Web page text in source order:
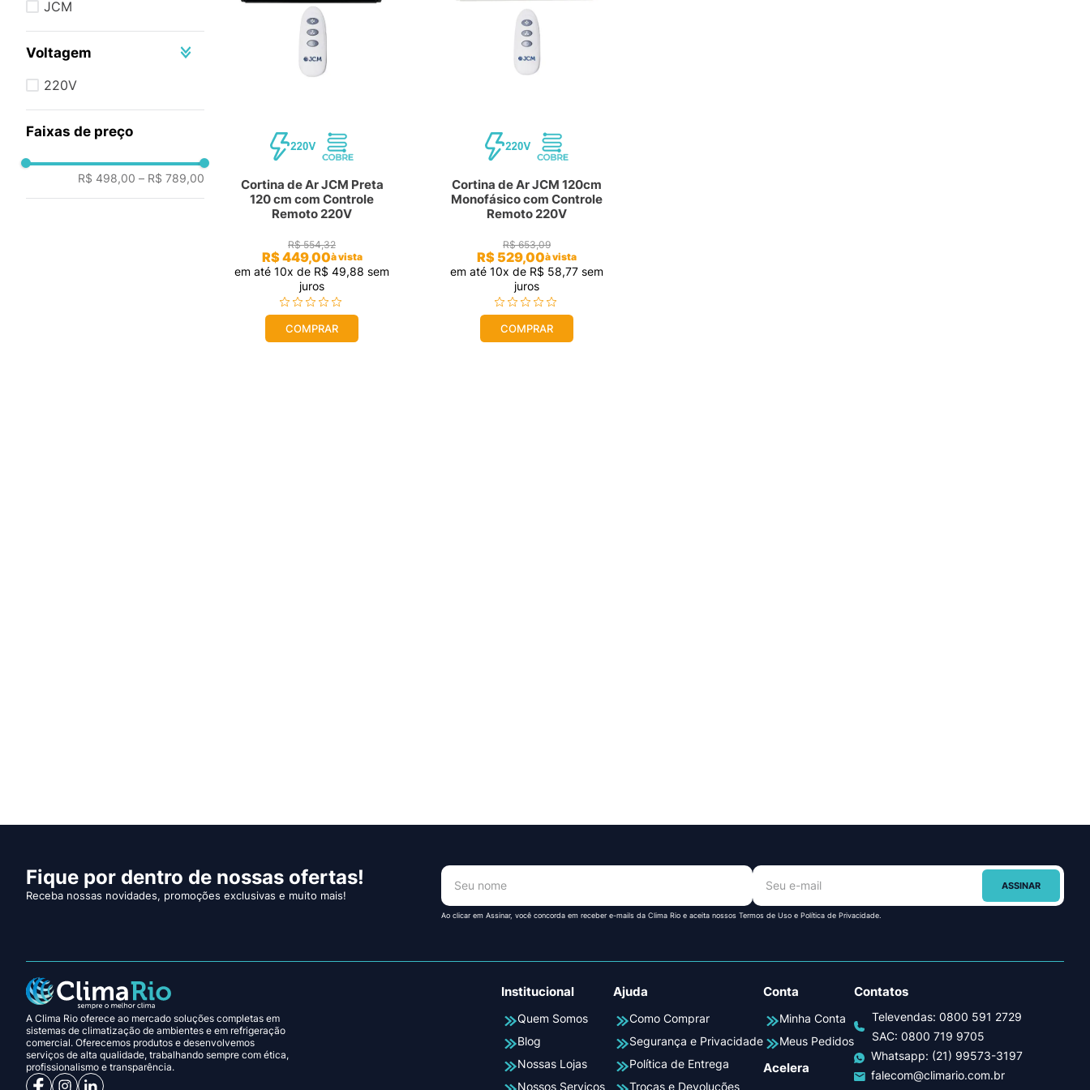
JCM
Voltagem
220V
Faixas de preço
R$ 498,00 – R$ 789,00
Cortina de Ar JCM Preta
120 cm com Controle
Remoto 220V
R$ 554,32
R$449,00à vista
em até 10x de R$ 49,88 sem
juros
COMPRAR
Cortina de Ar JCM 120cm
Monofásico com Controle
Remoto 220V
R$ 653,09
R$ 529,00à vista
em até 10x de R$ 58,77 sem
juros
COMPRAR
Fique por dentro de nossas ofertas!
Receba nossas novidades, promoções exclusivas e muito mais!
ASSINAR
Ao clicar em Assinar, você concorda em receber e-mails da Clima Rio e aceita nossos Termos de Uso e Política de Privacidade.
A Clima Rio oferece ao mercado soluções completas em
sistemas de climatização de ambientes e em refrigeração
comercial. Oferecemos produtos e desenvolvemos
serviços de alta qualidade, trabalhando sempre com ética,
profissionalismo e transparência.
Institucional
Quem Somos
Blog
Nossas Lojas
Nossos Serviços
Ajuda
Como Comprar
Segurança e Privacidade
Política de Entrega
Trocas e Devoluções
Conta
Minha Conta
Meus Pedidos
Acelera
Contatos
Televendas: 0800 591 2729
SAC: 0800 719 9705
Whatsapp: (21) 99573-3197
falecom@climario.com.br
freezer